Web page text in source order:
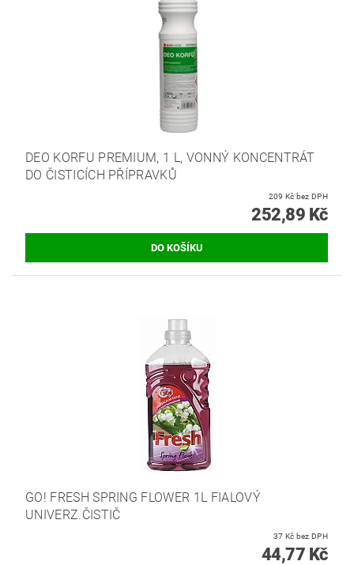
DEO KORFU PREMIUM, 1 L, VONNÝ KONCENTRÁT
DO ČISTICÍCH PŘÍPRAVKŮ
209 Kč bez DPH
252,89 Kč
GO! FRESH SPRING FLOWER 1L FIALOVÝ
UNIVERZ.ČISTIČ
37 Kč bez DPH
44,77 Kč